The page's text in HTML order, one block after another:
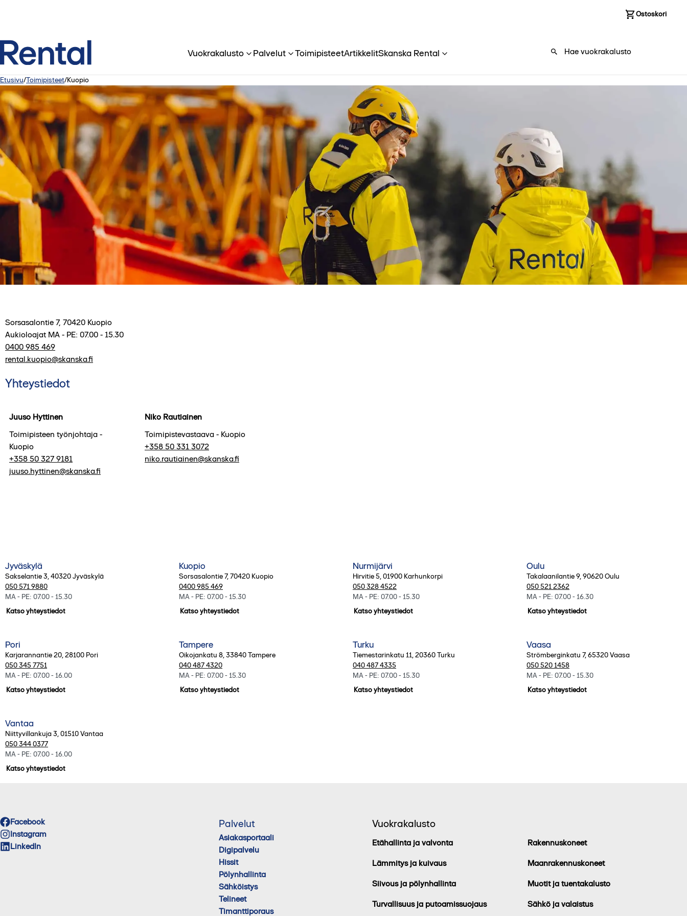
Ostoskori
Vuokrakalusto Palvelut ToimipisteetArtikkelitSkanska Rental
Etusivu/Toimipisteet/Kuopio
Sorsasalontie 7, 70420 Kuopio
Aukioloajat MA - PE: 07.00 - 15.30
0400 985 469
rental.kuopio@skanska.fi
Yhteystiedot
Juuso Hyttinen
Toimipisteen työnjohtaja -
Kuopio
+358 50 327 9181
juuso.hyttinen@skanska.fi
Niko Rautiainen
Toimipistevastaava - Kuopio
+358 50 331 3072
niko.rautiainen@skanska.fi
Jyväskylä
Sakselantie 3,40320Jyväskylä
050 571 9880
MA - PE: 07.00 - 15.30
Katso yhteystiedot
Kuopio
Sorsasalontie 7,70420 Kuopio
0400 985 469
MA - PE: 07.00 - 15.30
Katso yhteystiedot
Nurmijärvi
Hirvitie 5,01900 Karhunkorpi
050 328 4522
MA - PE: 07.00 - 15.30
Katso yhteystiedot
Oulu
Takalaanilantie 9,90620Oulu
050 521 2362
MA - PE: 07.00 - 16.30
Katso yhteystiedot
Pori
Karjarannantie 20,28100 Pori
050 345 7751
MA - PE: 07.00 - 16.00
Katso yhteystiedot
Tampere
Oikojankatu 8,33840Tampere
040 487 4320
MA - PE: 07.00 - 15.30
Katso yhteystiedot
Turku
Tiemestarinkatu 11,20360Turku
040 487 4335
MA - PE: 07.00 - 15.30
Katso yhteystiedot
Vaasa
Strömberginkatu 7,65320Vaasa
050 520 1458
MA - PE: 07.00 - 15.30
Katso yhteystiedot
Vantaa
Niittyvillankuja 3,01510Vantaa
050 344 0377
MA - PE: 07.00 - 16.00
Katso yhteystiedot
Facebook
Instagram
LinkedIn
Palvelut
Asiakasportaali
Digipalvelu
Hissit
Pölynhallinta
Sähköistys
Telineet
Timanttiporaus
Vuokrakalusto
Etähallinta ja valvonta
Lämmitys ja kuivaus
Siivous ja pölynhallinta
Turvallisuus ja putoamissuojaus
Rakennuskoneet
Maanrakennuskoneet
Muotit ja tuentakalusto
Sähkö ja valaistus